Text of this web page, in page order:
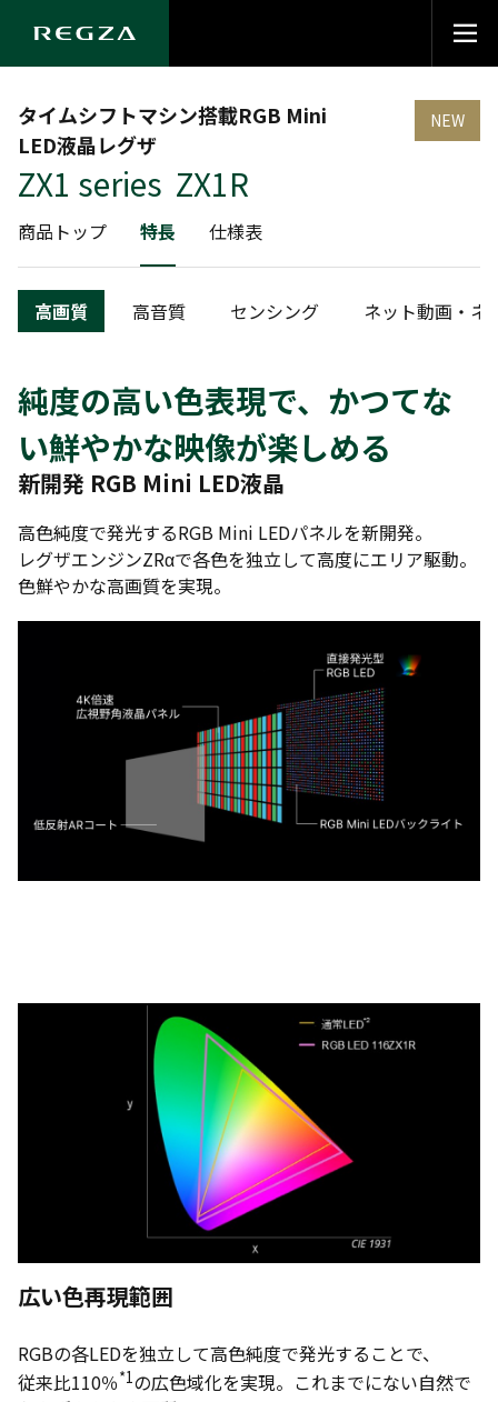
タイムシフトマシン搭載RGB Mini
LED液晶レグザ
ZX1 series ZX1R
NEW
商品トップ 特長 仕様表
高画質 高音質 センシング ネット動画・ネ
純度の高い色表現で、かつてな
い鮮やかな映像が楽しめる
新開発 RGB Mini LED液晶
高色純度で発光するRGB Mini LEDパネルを新開発。
レグザエンジンZRαで各色を独立して高度にエリア駆動。
色鮮やかな高画質を実現。
広い色再現範囲
RGBの各LEDを独立して高色純度で発光することで、
従来比110％*1の広色域化を実現。これまでにない自然で